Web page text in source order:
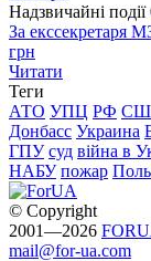
Надзвичайні події
За екссекретаря
грн
Читати
Теги
АТО УПЦ РФ
Донбасс Украина
ГПУ суд війна в
НАБУ пожар
© Copyright
2001—2026
mail@for-ua.com